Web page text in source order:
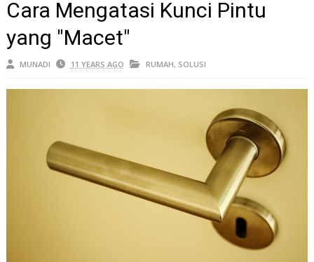
Cara Mengatasi Kunci Pintu
yang "Macet"
MUNADI 11 YEARS AGO RUMAH, SOLUSI